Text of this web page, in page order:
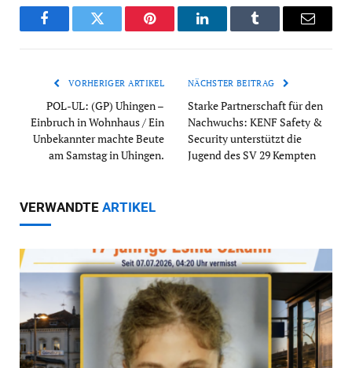
FacebookTwitter Pinterest LinkedInTumblr Email
VORHERIGER ARTIKEL
POL-UL: (GP) Uhingen –
Einbruch in Wohnhaus / Ein
Unbekannter machte Beute
am Samstag in Uhingen.
NÄCHSTER BEITRAG
Starke Partnerschaft für den
Nachwuchs: KENF Safety &
Security unterstützt die
Jugend des SV 29 Kempten
VERWANDTE ARTIKEL